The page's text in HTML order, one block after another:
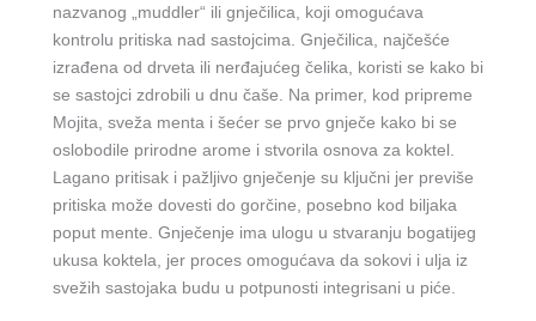
nazvanog „muddler“ ili gnječilica, koji omogućava
kontrolu pritiska nad sastojcima. Gnječilica, najčešće
izrađena od drveta ili nerđajućeg čelika, koristi se kako bi
se sastojci zdrobili u dnu čaše. Na primer, kod pripreme
Mojita, sveža menta i šećer se prvo gnječe kako bi se
oslobodile prirodne arome i stvorila osnova za koktel.
Lagano pritisak i pažljivo gnječenje su ključni jer previše
pritiska može dovesti do gorčine, posebno kod biljaka
poput mente. Gnječenje ima ulogu u stvaranju bogatijeg
ukusa koktela, jer proces omogućava da sokovi i ulja iz
svežih sastojaka budu u potpunosti integrisani u piće.